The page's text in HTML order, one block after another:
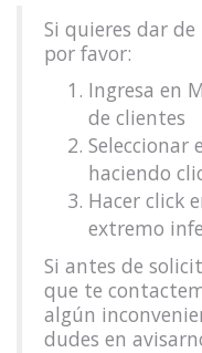
Si quieres dar
por favor:
Ingresa en
de clientes
Seleccionar
haciendo
Hacer click
extremo
Si antes de
que te
algún
dudes en